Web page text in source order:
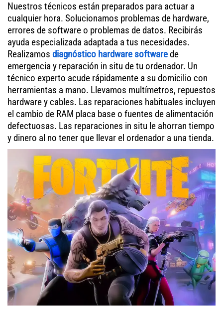
Nuestros técnicos están preparados para actuar a
cualquier hora. Solucionamos problemas de hardware,
errores de software o problemas de datos. Recibirás
ayuda especializada adaptada a tus necesidades.
Realizamos diagnóstico hardware softwarede
emergencia y reparación in situ de tu ordenador. Un
técnico experto acude rápidamente a su domicilio con
herramientas a mano. Llevamos multímetros, repuestos
hardware y cables. Las reparaciones habituales incluyen
el cambio de RAM placa base o fuentes de alimentación
defectuosas. Las reparaciones in situ le ahorran tiempo
y dinero al no tener que llevar el ordenador a una tienda.